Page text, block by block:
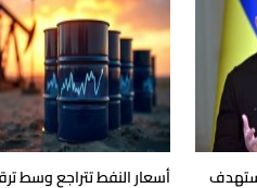
أسعار النفط تتراجع وسط